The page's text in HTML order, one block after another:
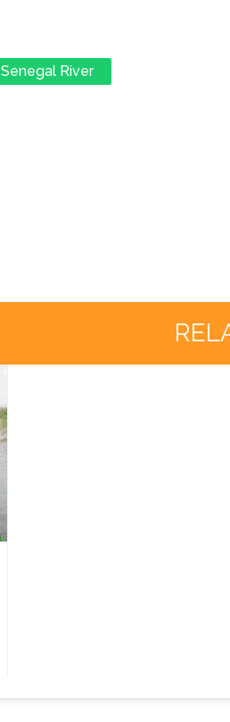
Senegal River